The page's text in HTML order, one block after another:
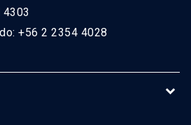
+56 2 2354 4028